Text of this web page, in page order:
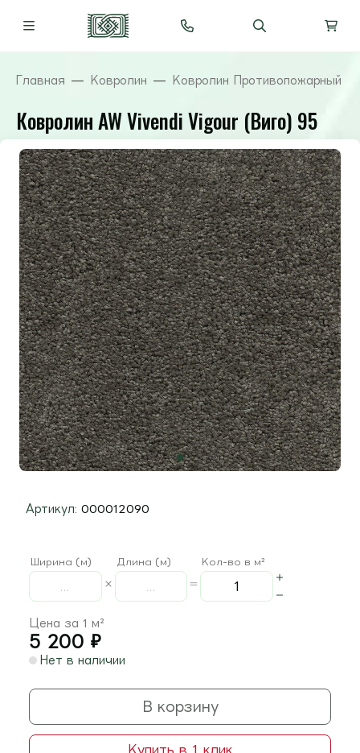
Главная Ковролин Ковролин Противопожарный (
Ковролин AW Vivendi Vigour (Виго) 95
Артикул: 000012090
Ширина (м) Длина (м) Кол-во в м²
Цена за 1 м²
5 200 ₽
Нет в наличии
В корзину
Купить в 1 клик